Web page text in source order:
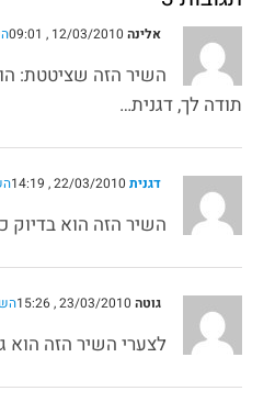
אלינה
השיר הזה שציטטת:
תודה לך, דגנית…
דגנית
השיר הזה הוא בדיוק
גוטה
לצערי השיר הזה הוא